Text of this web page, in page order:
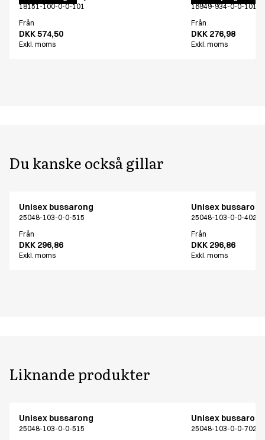
18151-100-0-0-101
Från
DKK 574,50
Exkl. moms
16949-934-0-0-101
Från
DKK 276,98
Exkl. moms
Du kanske också gillar
Unisex bussarong
25048-103-0-0-515
Från
DKK 296,86
Exkl. moms
Unisex
25048-103-0-0-402
Från
DKK 296,86
Exkl. moms
Liknande produkter
Unisex bussarong
25048-103-0-0-515
Unisex
25048-103-0-0-702